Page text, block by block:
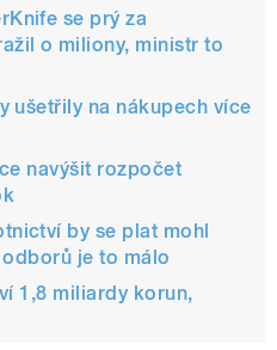
se prý za
o miliony, ministr to
ušetřily na nákupech více
navýšit rozpočet
by se plat mohl
je to málo
1,8 miliardy korun,